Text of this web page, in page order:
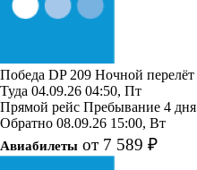
Победа DP 209 Ночной перелёт
Туда 04.09.26 04:50, Пт
Прямой рейс Пребывание 4 дня
Обратно 08.09.26 15:00, Вт
Авиабилеты от 7 589 ₽